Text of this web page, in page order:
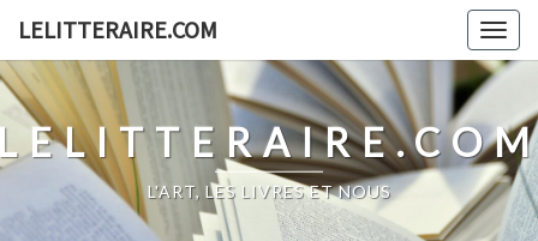
content
LELITTERAIRE.COM
L'ART, LES LIVRES ET NOUS